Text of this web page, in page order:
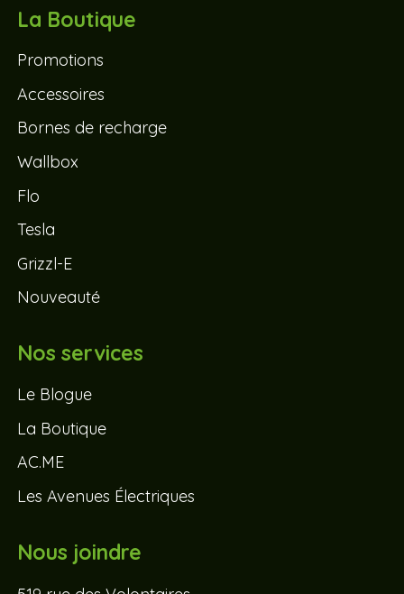
La Boutique
Promotions
Accessoires
Bornes de recharge
Wallbox
Flo
Tesla
Grizzl-E
Nouveauté
Nos services
Le Blogue
La Boutique
AC.ME
Les Avenues Électriques
Nous joindre